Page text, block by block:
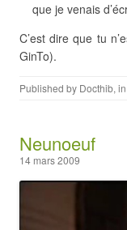
que je venais
C’est dire que tu
GinTo).
Published by Docthib, in
Neunoeuf
14 mars 2009